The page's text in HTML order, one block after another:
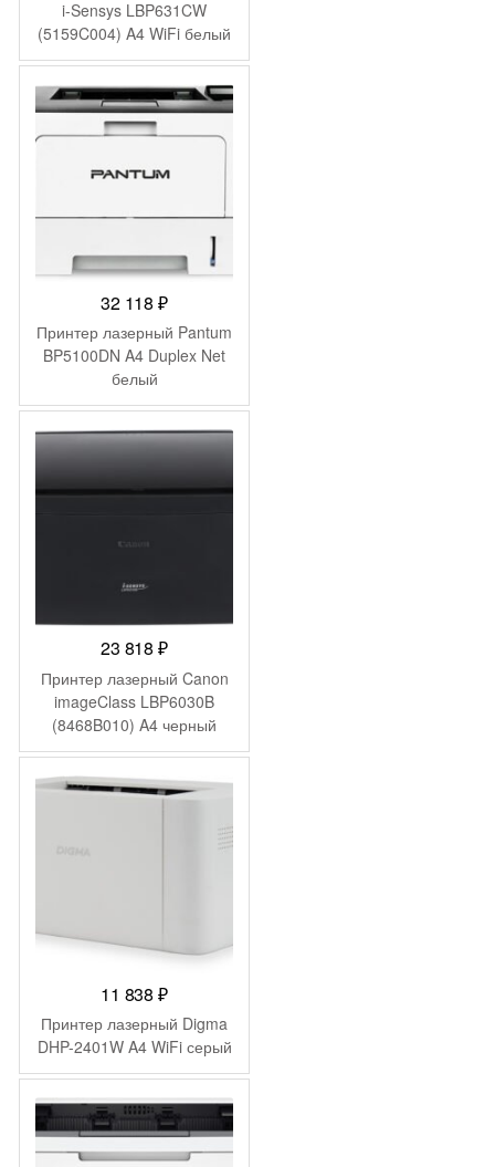
i-Sensys LBP631CW
(5159C004) A4 WiFi белый
32 118₽
Принтер лазерный Pantum
BP5100DN A4 Duplex Net
белый
23 818₽
Принтер лазерный Canon
imageClass LBP6030B
(8468B010) A4 черный
11 838₽
Принтер лазерный Digma
DHP-2401W A4 WiFi серый